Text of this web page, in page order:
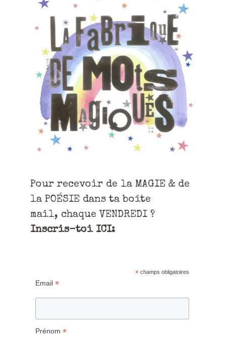
Pour recevoir de la MAGIE & de
la POÉSIE dans ta boîte
mail, chaque VENDREDI ?
Inscris-toi ICI:
* champs obligatoires
Email *
Prénom *